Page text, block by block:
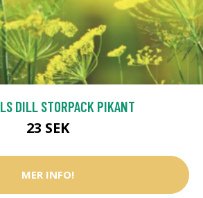
DILL STORPACK PIKANT
23 SEK
MER INFO!